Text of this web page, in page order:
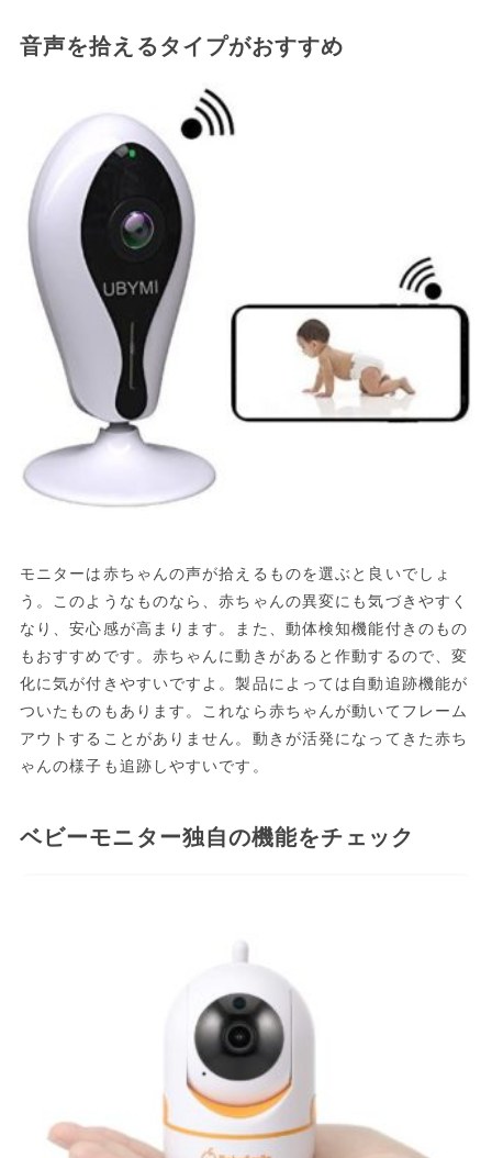
音声を拾えるタイプがおすすめ
モニターは赤ちゃんの声が拾えるものを選ぶと良いでしょ
う。このようなものなら、赤ちゃんの異変にも気づきやすく
なり、安心感が高まります。また、動体検知機能付きのもの
もおすすめです。赤ちゃんに動きがあると作動するので、変
化に気が付きやすいですよ。製品によっては自動追跡機能が
ついたものもあります。これなら赤ちゃんが動いてフレーム
アウトすることがありません。動きが活発になってきた赤ち
ゃんの様子も追跡しやすいです。
ベビーモニター独自の機能をチェック